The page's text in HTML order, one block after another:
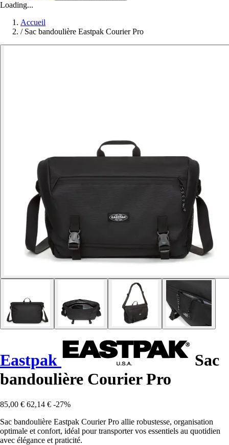
Loading...
Accueil
/ Sac bandoulière Eastpak Courier Pro
Eastpak
Sac
bandoulière Courier Pro
85,00 € 62,14 € -27%
Sac bandoulière Eastpak Courier Pro allie robustesse, organisation
optimale et confort, idéal pour transporter vos essentiels au quotidien
avec élégance et praticité.